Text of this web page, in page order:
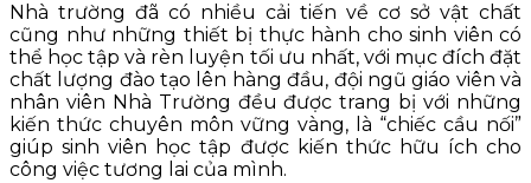
Nhà trường đã có nhiều cải tiến về cơ sở vật chất
cũng như những thiết bị thực hành cho sinh viên có
thể học tập và rèn luyện tối ưu nhất, với mục đích đặt
chất lượng đào tạo lên hàng đầu, đội ngũ giáo viên và
nhân viên Nhà Trường đều được trang bị với những
kiến thức chuyên môn vững vàng, là “chiếc cầu nối”
giúp sinh viên học tập được kiến thức hữu ích cho
công việc tương lai của mình.